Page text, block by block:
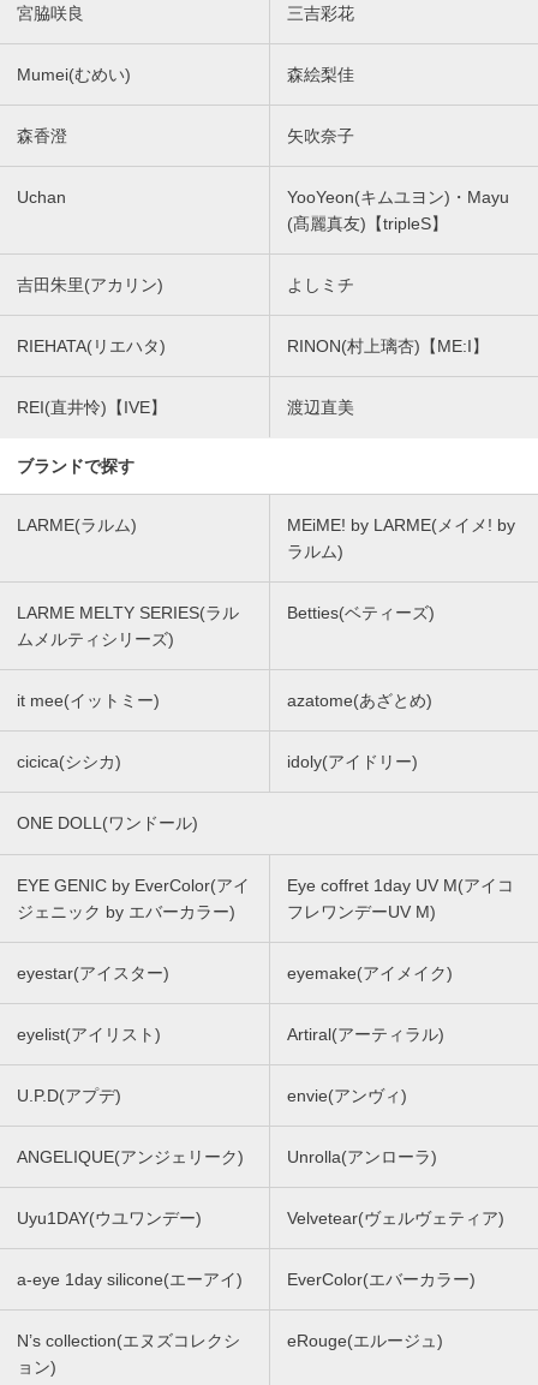
宮脇咲良 三吉彩花
Mumei(むめい) 森絵梨佳
森香澄 矢吹奈子
Uchan
YooYeon(キムユヨン)・Mayu
(髙麗真友)【tripleS】
吉田朱里(アカリン) よしミチ
RIEHATA(リエハタ) RINON(村上璃杏)【ME:I】
REI(直井怜)【IVE】 渡辺直美
ブランドで探す
LARME(ラルム)
MEiME! by LARME(メイメ! by
ラルム)
LARME MELTY SERIES(ラル
ムメルティシリーズ)
Betties(ベティーズ)
it mee(イットミー) azatome(あざとめ)
cicica(シシカ) idoly(アイドリー)
ONE DOLL(ワンドール)
EYE GENIC by EverColor(アイ
ジェニック by エバーカラー)
Eye coffret 1day UV M(アイコ
フレワンデーUV M)
eyestar(アイスター) eyemake(アイメイク)
eyelist(アイリスト) Artiral(アーティラル)
U.P.D(アプデ) envie(アンヴィ)
ANGELIQUE(アンジェリーク) Unrolla(アンローラ)
Uyu1DAY(ウユワンデー) Velvetear(ヴェルヴェティア)
a-eye 1day silicone(エーアイ) EverColor(エバーカラー)
N’s collection(エヌズコレクシ
ョン)
eRouge(エルージュ)